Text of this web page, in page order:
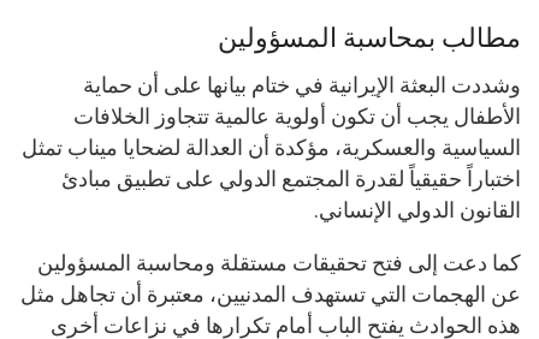
مطالب بمحاسبة المسؤولين
وشددت البعثة الإيرانية في ختام بيانها على أن حماية
الأطفال يجب أن تكون أولوية عالمية تتجاوز الخلافات
السياسية والعسكرية، مؤكدة أن العدالة لضحايا ميناب تمثل
اختباراً حقيقياً لقدرة المجتمع الدولي على تطبيق مبادئ
القانون الدولي الإنساني.
كما دعت إلى فتح تحقيقات مستقلة ومحاسبة المسؤولين
عن الهجمات التي تستهدف المدنيين، معتبرة أن تجاهل مثل
هذه الحوادث يفتح الباب أمام تكرارها في نزاعات أخرى